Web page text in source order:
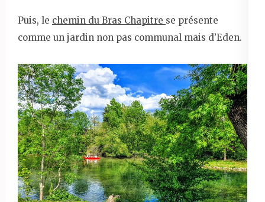
Puis, le chemin du Bras Chapitre se présente
comme un jardin non pas communal mais d’Eden.